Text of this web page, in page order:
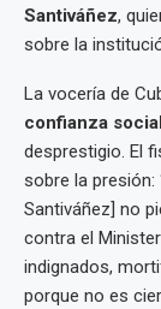
Santiváñez,
sobre la
La vocería de
confianza social
desprestigio. El
sobre la presión:
Santiváñez] no
contra el
indignados,
porque no es